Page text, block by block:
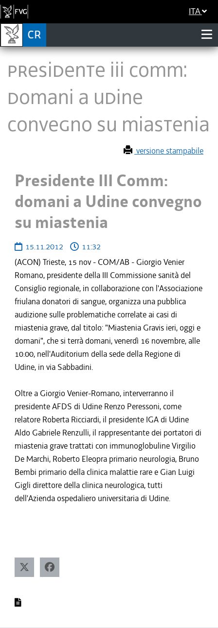
ITA
Presidente III Comm:
domani a Udine
convegno su miastenia
versione stampabile
Presidente III Comm:
domani a Udine convegno
su miastenia
15.11.2012
11:32
(ACON) Trieste, 15 nov - COM/AB - Giorgio Venier
Romano, presidente della III Commissione sanità del
Consiglio regionale, in collaborazione con l'Associazione
friulana donatori di sangue, organizza una pubblica
audizione sulle problematiche correlate ai casi di
miastenia grave, dal titolo: "Miastenia Gravis ieri, oggi e
domani", che si terrà domani, venerdì 16 novembre, alle
10.00, nell'Auditorium della sede della Regione di
Udine, in via Sabbadini.
Oltre a Giorgio Venier-Romano, interverranno il
presidente AFDS di Udine Renzo Peressoni, come
relatore Roberta Ricciardi, il presidente IGA di Udine
Aldo Gabriele Renzulli, il rappresentante dei portatori di
miastenia grave trattati con immunoglobuline Virgilio
De Marchi, Roberto Eleopra primario neurologia, Bruno
Bembi primario della clinica malattie rare e Gian Luigi
Gigli direttore della clinica neurologica, tutti
dell'Azienda ospedaliero universitaria di Udine.